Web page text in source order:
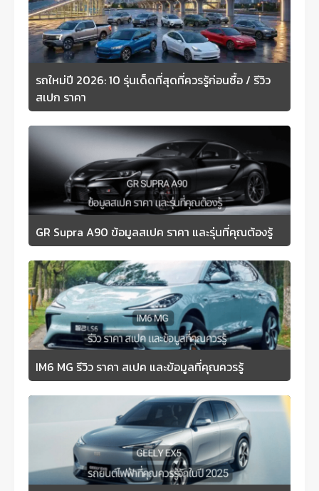
รถใหม่ปี 2026: 10 รุ่นเด็ดที่สุดที่ควรรู้ก่อนซื้อ / รีวิว
สเปก ราคา
GR Supra A90 ข้อมูลสเปค ราคา และรุ่นที่คุณต้องรู้
IM6 MG รีวิว ราคา สเปค และข้อมูลที่คุณควรรู้